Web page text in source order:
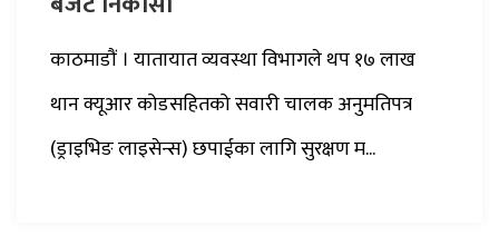
काठमाडौं । यातायात व्यवस्था विभागले थप १७ लाख
थान क्यूआर कोडसहितको सवारी चालक अनुमतिपत्र
(ड्राइभिङ लाइसेन्स) छपाईका लागि सुरक्षण म...